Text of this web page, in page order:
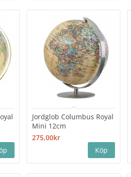
Jordglob Columbus Royal
Mini 12cm
275,00kr